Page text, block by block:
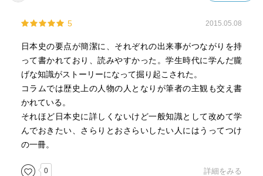
5 2015.05.08
日本史の要点が簡潔に、それぞれの出来事がつながりを持
って書かれており、読みやすかった。学生時代に学んだ朧
げな知識がストーリーになって掘り起こされた。
コラムでは歴史上の人物の人となりが筆者の主観も交え書
かれている。
それほど日本史に詳しくないけど一般知識として改めて学
んでおきたい、さらりとおさらいしたい人にはうってつけ
の一冊。
0 詳細をみる